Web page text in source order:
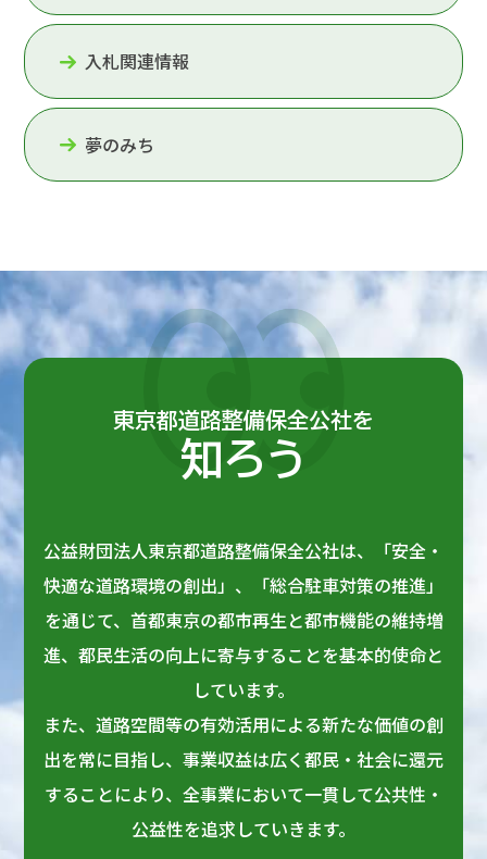
入札関連情報
夢のみち
東京都道路整備保全公社を
知ろう
公益財団法人東京都道路整備保全公社は、「安全・
快適な道路環境の創出」、「総合駐車対策の推進」
を通じて、首都東京の都市再生と都市機能の維持増
進、都民生活の向上に寄与することを基本的使命と
しています。
また、道路空間等の有効活用による新たな価値の創
出を常に目指し、事業収益は広く都民・社会に還元
することにより、全事業において一貫して公共性・
公益性を追求していきます。